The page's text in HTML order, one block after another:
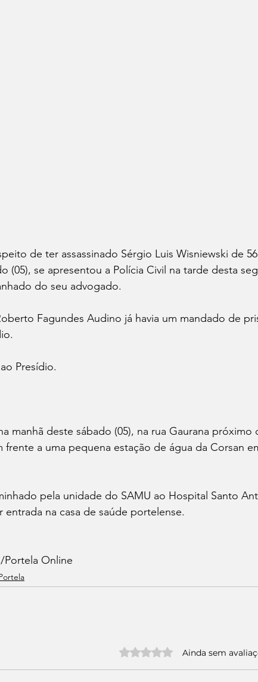
de ter assassinado Sérgio Luis Wisniewski de
(05), se apresentou a Polícia Civil na tarde desta
do seu advogado.
Fagundes Audino já havia um mandado de
Presídio.
manhã deste sábado (05), na rua Gaurana
frente a uma pequena estação de água da Corsan
pela unidade do SAMU ao Hospital Santo
entrada na casa de saúde portelense.
Online
Avaliado com 0 de 5 estrelas.
Ainda sem